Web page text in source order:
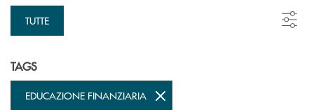
TUTTE
TAGS
EDUCAZIONE FINANZIARIA